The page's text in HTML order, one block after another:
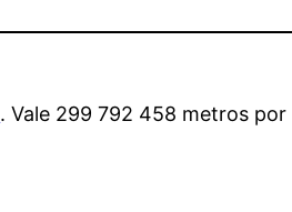
. Vale 299 792 458 metros